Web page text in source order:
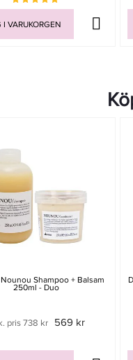
I VARUKORGEN
Shampoo + Balsam
250ml - Duo
pris 738 kr 569 kr